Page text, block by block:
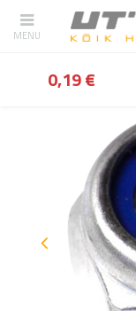
tagasi Kodu
0,19 €